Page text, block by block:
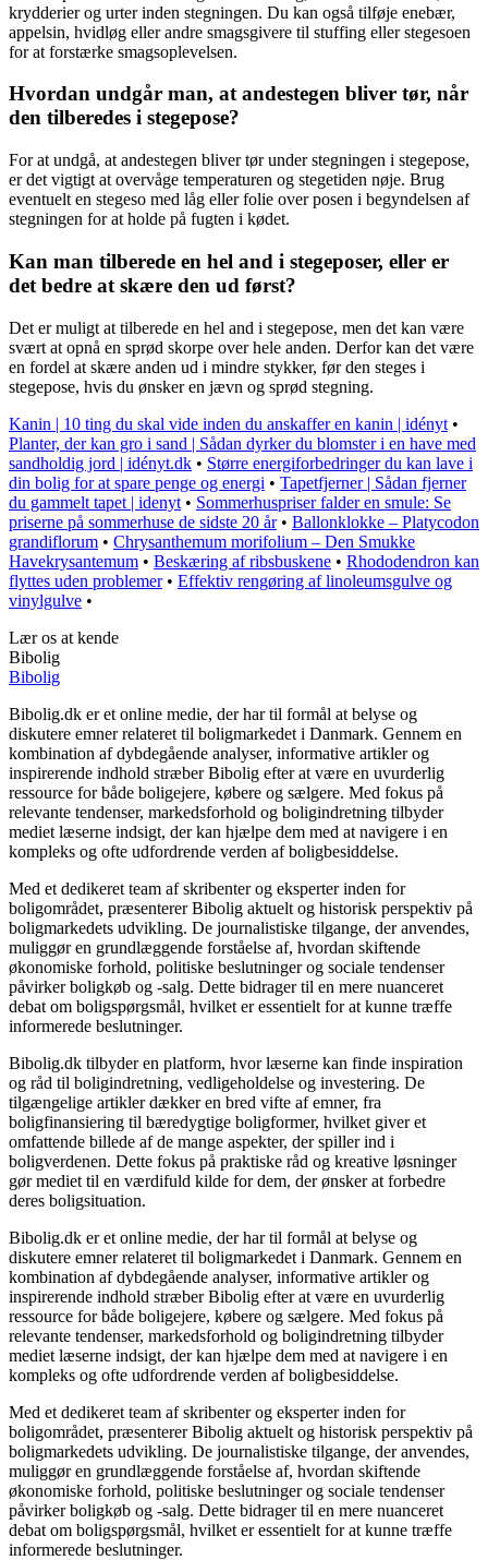
krydderier og urter inden stegningen. Du kan også tilføje enebær,
appelsin, hvidløg eller andre smagsgivere til stuffing eller stegesoen
for at forstærke smagsoplevelsen.
Hvordan undgår man, at andestegen bliver tør, når
den tilberedes i stegepose?
For at undgå, at andestegen bliver tør under stegningen i stegepose,
er det vigtigt at overvåge temperaturen og stegetiden nøje. Brug
eventuelt en stegeso med låg eller folie over posen i begyndelsen af
stegningen for at holde på fugten i kødet.
Kan man tilberede en hel and i stegeposer, eller er
det bedre at skære den ud først?
Det er muligt at tilberede en hel and i stegepose, men det kan være
svært at opnå en sprød skorpe over hele anden. Derfor kan det være
en fordel at skære anden ud i mindre stykker, før den steges i
stegepose, hvis du ønsker en jævn og sprød stegning.
Kanin | 10 ting du skal vide inden du anskaffer en kanin | idényt •
Planter, der kan gro i sand | Sådan dyrker du blomster i en have med
sandholdig jord | idényt.dk • Større energiforbedringer du kan lave i
din bolig for at spare penge og energi • Tapetfjerner | Sådan fjerner
du gammelt tapet | idenyt • Sommerhuspriser falder en smule: Se
priserne på sommerhuse de sidste 20 år• Ballonklokke – Platycodon
grandiflorum • Chrysanthemum morifolium – Den Smukke
Havekrysantemum • Beskæring af ribsbuskene • Rhododendron kan
flyttes uden problemer• Effektiv rengøring af linoleumsgulve og
vinylgulve •
Lær os at kende
Bibolig
Bibolig
Bibolig.dk er et online medie, der har til formål at belyse og
diskutere emner relateret til boligmarkedet i Danmark. Gennem en
kombination af dybdegående analyser, informative artikler og
inspirerende indhold stræber Bibolig efter at være en uvurderlig
ressource for både boligejere, købere og sælgere. Med fokus på
relevante tendenser, markedsforhold og boligindretning tilbyder
mediet læserne indsigt, der kan hjælpe dem med at navigere i en
kompleks og ofte udfordrende verden af boligbesiddelse.
Med et dedikeret team af skribenter og eksperter inden for
boligområdet, præsenterer Bibolig aktuelt og historisk perspektiv på
boligmarkedets udvikling. De journalistiske tilgange, der anvendes,
muliggør en grundlæggende forståelse af, hvordan skiftende
økonomiske forhold, politiske beslutninger og sociale tendenser
påvirker boligkøb og -salg. Dette bidrager til en mere nuanceret
debat om boligspørgsmål, hvilket er essentielt for at kunne træffe
informerede beslutninger.
Bibolig.dk tilbyder en platform, hvor læserne kan finde inspiration
og råd til boligindretning, vedligeholdelse og investering. De
tilgængelige artikler dækker en bred vifte af emner, fra
boligfinansiering til bæredygtige boligformer, hvilket giver et
omfattende billede af de mange aspekter, der spiller ind i
boligverdenen. Dette fokus på praktiske råd og kreative løsninger
gør mediet til en værdifuld kilde for dem, der ønsker at forbedre
deres boligsituation.
Bibolig.dk er et online medie, der har til formål at belyse og
diskutere emner relateret til boligmarkedet i Danmark. Gennem en
kombination af dybdegående analyser, informative artikler og
inspirerende indhold stræber Bibolig efter at være en uvurderlig
ressource for både boligejere, købere og sælgere. Med fokus på
relevante tendenser, markedsforhold og boligindretning tilbyder
mediet læserne indsigt, der kan hjælpe dem med at navigere i en
kompleks og ofte udfordrende verden af boligbesiddelse.
Med et dedikeret team af skribenter og eksperter inden for
boligområdet, præsenterer Bibolig aktuelt og historisk perspektiv på
boligmarkedets udvikling. De journalistiske tilgange, der anvendes,
muliggør en grundlæggende forståelse af, hvordan skiftende
økonomiske forhold, politiske beslutninger og sociale tendenser
påvirker boligkøb og -salg. Dette bidrager til en mere nuanceret
debat om boligspørgsmål, hvilket er essentielt for at kunne træffe
informerede beslutninger.